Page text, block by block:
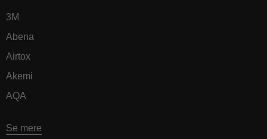
3M
Abena
Airtox
Akemi
AQA
Se mere